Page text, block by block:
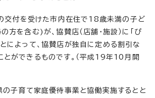
交付を受けた市内在住で18歳未満の子ど
方を含む)が、協賛店（店舗・施設）に「ぴ
によって、協賛店が独自に定める割引な
とができるものです。（平成19年10月開
の子育て家庭優待事業と協働実施するとと